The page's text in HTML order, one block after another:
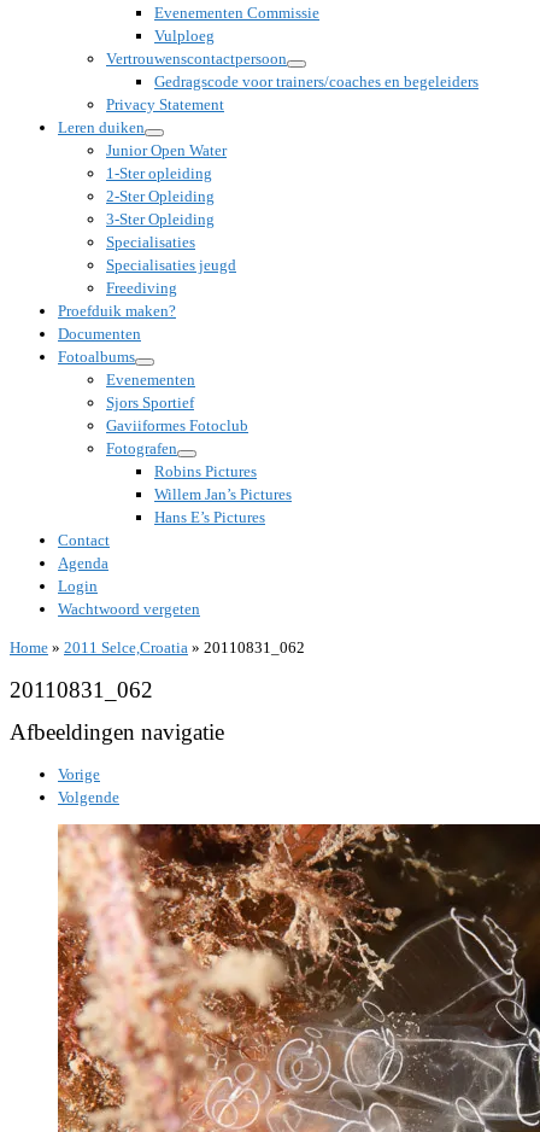
Evenementen Commissie
Vulploeg
Vertrouwenscontactpersoon
Gedragscode voor trainers/coaches en begeleiders
Privacy Statement
Leren duiken
Junior Open Water
1-Ster opleiding
2-Ster Opleiding
3-Ster Opleiding
Specialisaties
Specialisaties jeugd
Freediving
Proefduik maken?
Documenten
Fotoalbums
Evenementen
Sjors Sportief
Gaviiformes Fotoclub
Fotografen
Robins Pictures
Willem Jan’s Pictures
Hans E’s Pictures
Contact
Agenda
Login
Wachtwoord vergeten
Home » 2011 Selce,Croatia » 20110831_062
20110831_062
Afbeeldingen navigatie
Vorige
Volgende